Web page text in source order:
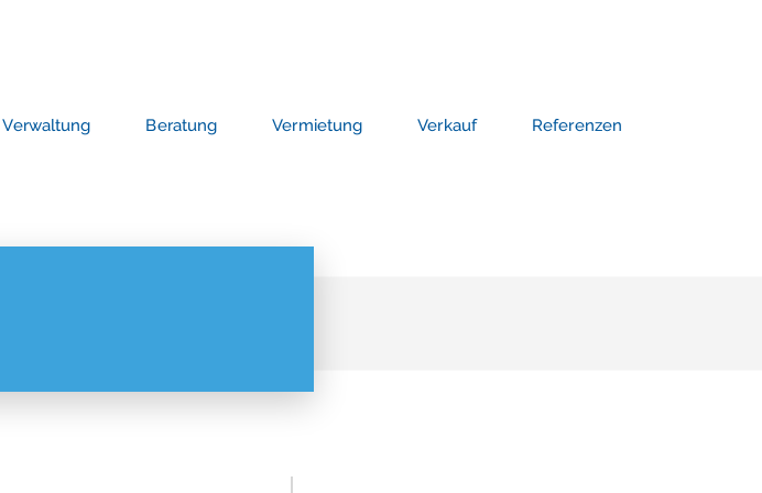
Verwaltung Beratung Vermietung Verkauf Referenzen